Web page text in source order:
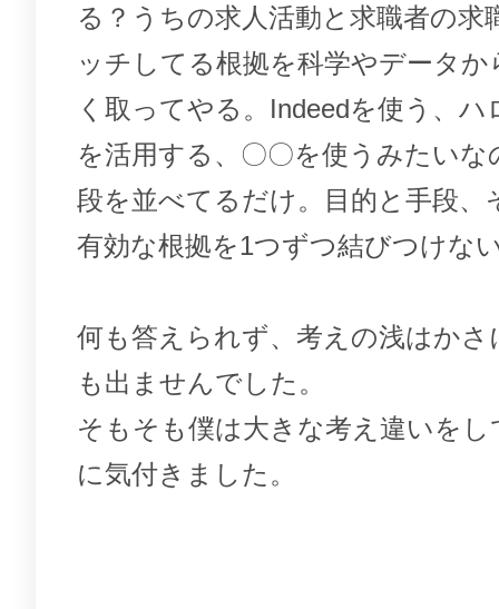
る？うちの求人活動と求職者の求
ッチしてる根拠を科学やデータ
く取ってやる。Indeedを使う、ハ
を活用する、〇〇を使うみたいな
段を並べてるだけ。目的と手段、
有効な根拠を1つずつ結びつけな
何も答えられず、考えの浅はかさ
も出ませんでした。
そもそも僕は大きな考え違いを
に気付きました。